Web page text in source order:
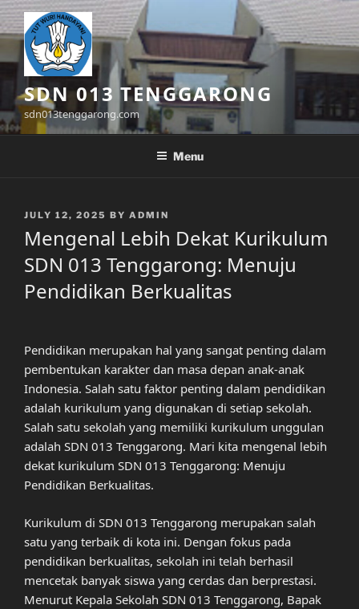
Skip
to
content
SDN 013 TENGGARONG
sdn013tenggarong.com
Menu
POSTED
JULY 12, 2025 BY ADMIN
Mengenal Lebih Dekat Kurikulum
SDN 013 Tenggarong: Menuju
Pendidikan Berkualitas
Pendidikan merupakan hal yang sangat penting dalam
pembentukan karakter dan masa depan anak-anak
Indonesia. Salah satu faktor penting dalam pendidikan
adalah kurikulum yang digunakan di setiap sekolah.
Salah satu sekolah yang memiliki kurikulum unggulan
adalah SDN 013 Tenggarong. Mari kita mengenal lebih
dekat kurikulum SDN 013 Tenggarong: Menuju
Pendidikan Berkualitas.
Kurikulum di SDN 013 Tenggarong merupakan salah
satu yang terbaik di kota ini. Dengan fokus pada
pendidikan berkualitas, sekolah ini telah berhasil
mencetak banyak siswa yang cerdas dan berprestasi.
Menurut Kepala Sekolah SDN 013 Tenggarong, Bapak